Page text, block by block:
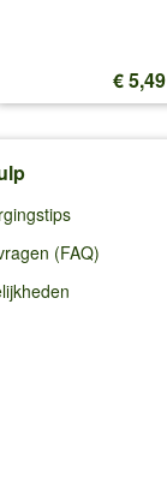
€ 5,49
(FAQ)